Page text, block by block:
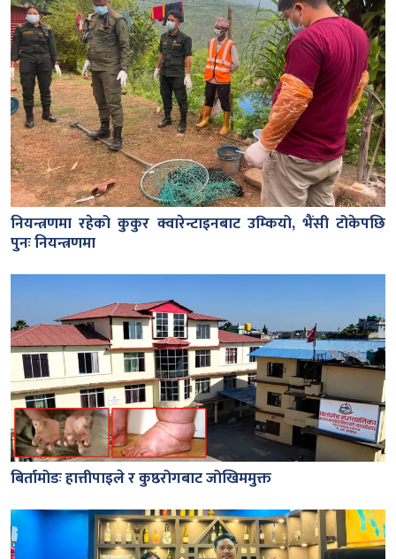
नियन्त्रणमा रहेको कुकुर क्वारेन्टाइनबाट उम्कियो, भैंसी टोकेपछि
पुनः नियन्त्रणमा
बिर्तामोडः हात्तीपाइले र कुष्ठरोगबाट जोखिममुक्त